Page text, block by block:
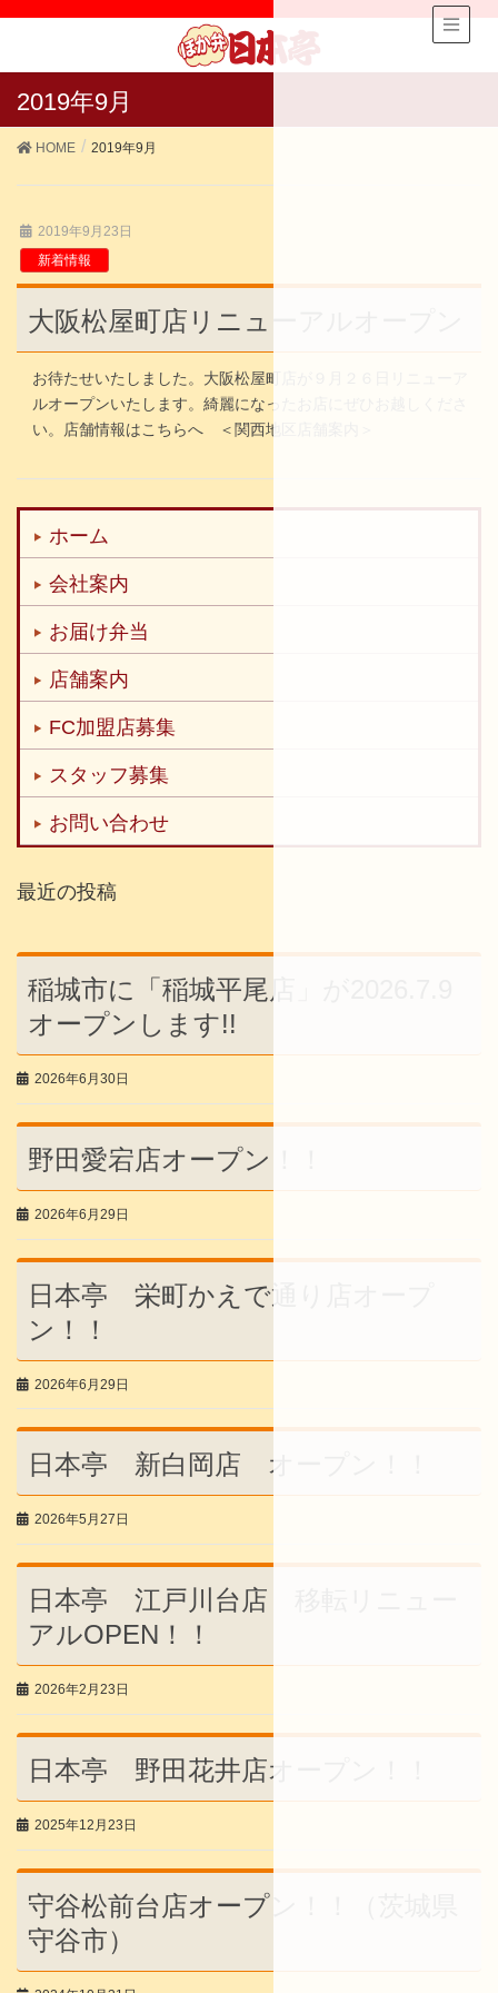
2019年9月
HOME 2019年9月
2019年9月23日
新着情報
大阪松屋町店リニューアルオープン
お待たせいたしました。大阪松屋町店が９月２６日リニューア
ルオープンいたします。綺麗になったお店にぜひお越しくださ
い。店舗情報はこちらへ ＜関西地区店舗案内＞
ホーム
会社案内
お届け弁当
店舗案内
FC加盟店募集
スタッフ募集
お問い合わせ
最近の投稿
稲城市に「稲城平尾店」が2026.7.9
オープンします!!
2026年6月30日
野田愛宕店オープン！！
2026年6月29日
日本亭 栄町かえで通り店オープ
ン！！
2026年6月29日
日本亭 新白岡店 オープン！！
2026年5月27日
日本亭 江戸川台店 移転リニュー
アルOPEN！！
2026年2月23日
日本亭 野田花井店オープン！！
2025年12月23日
守谷松前台店オープン！！（茨城県
守谷市）